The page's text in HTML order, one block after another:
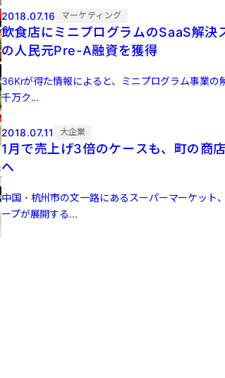
2018.07.16 マーケティング
飲食店にミニプログラムのSaaS解決
の人民元Pre-A融資を獲得
36Krが得た情報によると、ミニプログラム事業
千万ク...
2018.07.11 大企業
1月で売上げ3倍のケースも、町の商
へ
中国・杭州市の文一路にあるスーパーマーケット
ープが展開する...